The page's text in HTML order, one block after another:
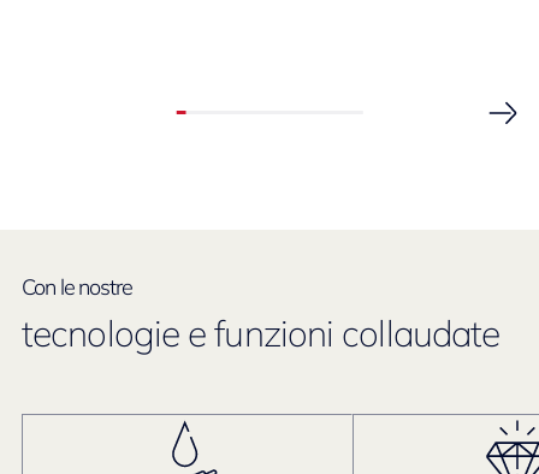
Con le nostre
tecnologie e funzioni collaudate